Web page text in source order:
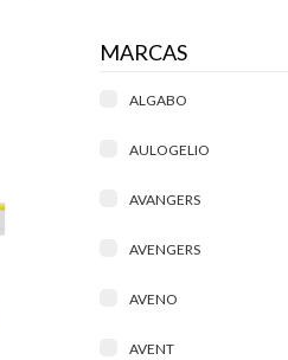
MARCAS
ALGABO
AULOGELIO
AVANGERS
AVENGERS
AVENO
AVENT